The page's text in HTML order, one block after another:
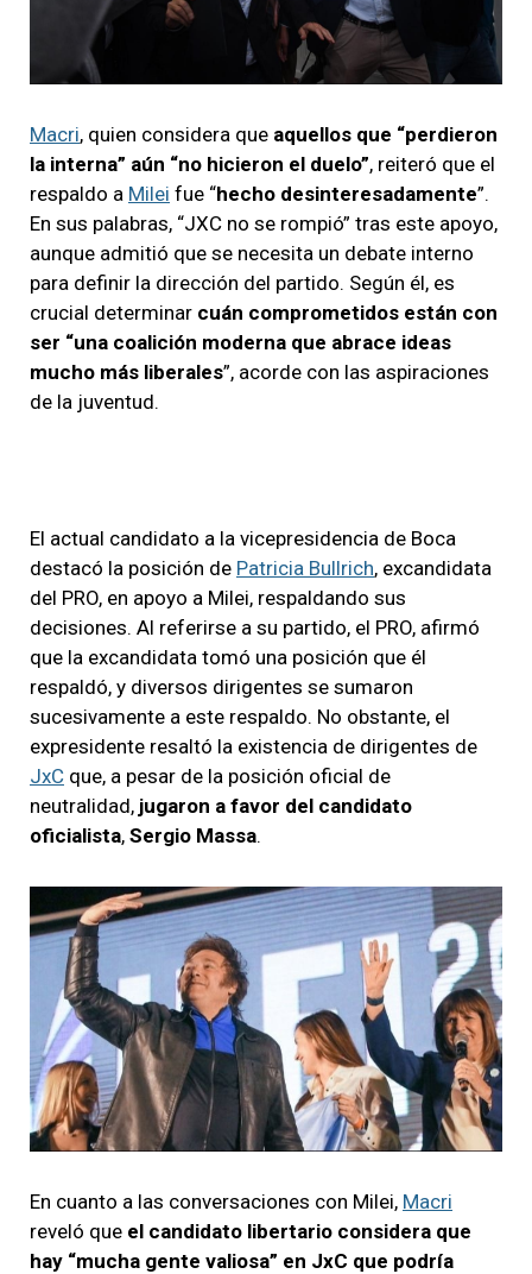
Macri, quien considera que aquellos que “perdieron
la interna” aún “no hicieron el duelo”, reiteró que el
respaldo a Milei fue “hecho desinteresadamente”.
En sus palabras, “JXC no se rompió” tras este apoyo,
aunque admitió que se necesita un debate interno
para definir la dirección del partido. Según él, es
crucial determinar cuán comprometidos están con
ser “una coalición moderna que abrace ideas
mucho más liberales”, acorde con las aspiraciones
de la juventud.
El actual candidato a la vicepresidencia de Boca
destacó la posición de Patricia Bullrich, excandidata
del PRO, en apoyo a Milei, respaldando sus
decisiones. Al referirse a su partido, el PRO, afirmó
que la excandidata tomó una posición que él
respaldó, y diversos dirigentes se sumaron
sucesivamente a este respaldo. No obstante, el
expresidente resaltó la existencia de dirigentes de
JxC que, a pesar de la posición oficial de
neutralidad, jugaron a favor del candidato
oficialista, Sergio Massa.
En cuanto a las conversaciones con Milei, Macri
reveló que el candidato libertario considera que
hay “mucha gente valiosa” en JxC que podría